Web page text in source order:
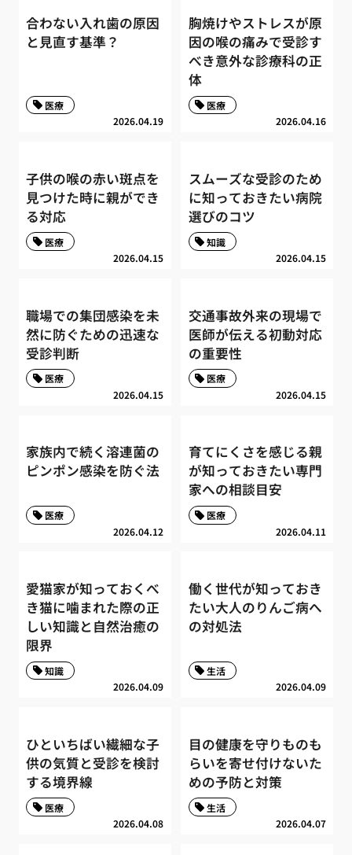
合わない入れ歯の原因
と見直す基準？
2026.04.19
医療
胸焼けやストレスが原
因の喉の痛みで受診す
べき意外な診療科の正
体
2026.04.16
医療
子供の喉の赤い斑点を
見つけた時に親ができ
る対応
2026.04.15
医療
スムーズな受診のため
に知っておきたい病院
選びのコツ
2026.04.15
知識
職場での集団感染を未
然に防ぐための迅速な
受診判断
2026.04.15
医療
交通事故外来の現場で
医師が伝える初動対応
の重要性
2026.04.15
医療
家族内で続く溶連菌の
ピンポン感染を防ぐ法
2026.04.12
医療
育てにくさを感じる親
が知っておきたい専門
家への相談目安
2026.04.11
医療
愛猫家が知っておくべ
き猫に噛まれた際の正
しい知識と自然治癒の
限界
2026.04.09
知識
働く世代が知っておき
たい大人のりんご病へ
の対処法
2026.04.09
生活
ひといちばい繊細な子
供の気質と受診を検討
する境界線
2026.04.08
医療
目の健康を守りものも
らいを寄せ付けないた
めの予防と対策
2026.04.07
生活